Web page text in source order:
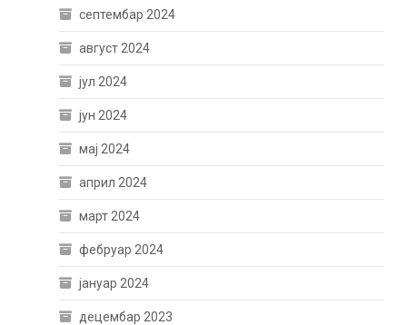
септембар 2024
август 2024
јул 2024
јун 2024
мај 2024
април 2024
март 2024
фебруар 2024
јануар 2024
децембар 2023